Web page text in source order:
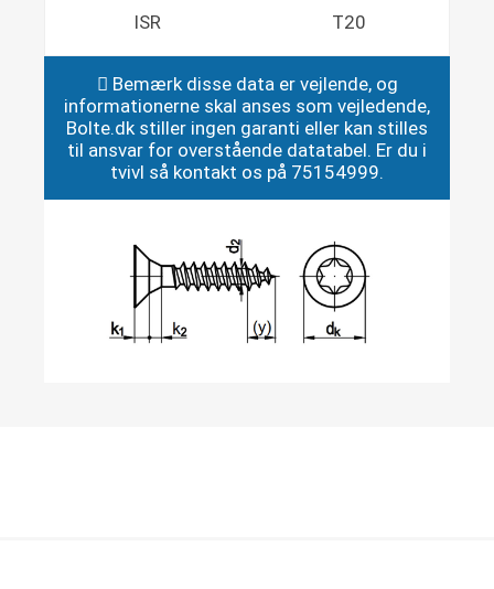
ISR T20
Bemærk disse data er vejlende, og
informationerne skal anses som vejledende,
Bolte.dk stiller ingen garanti eller kan stilles
til ansvar for overstående datatabel. Er du i
tvivl så kontakt os på 75154999.